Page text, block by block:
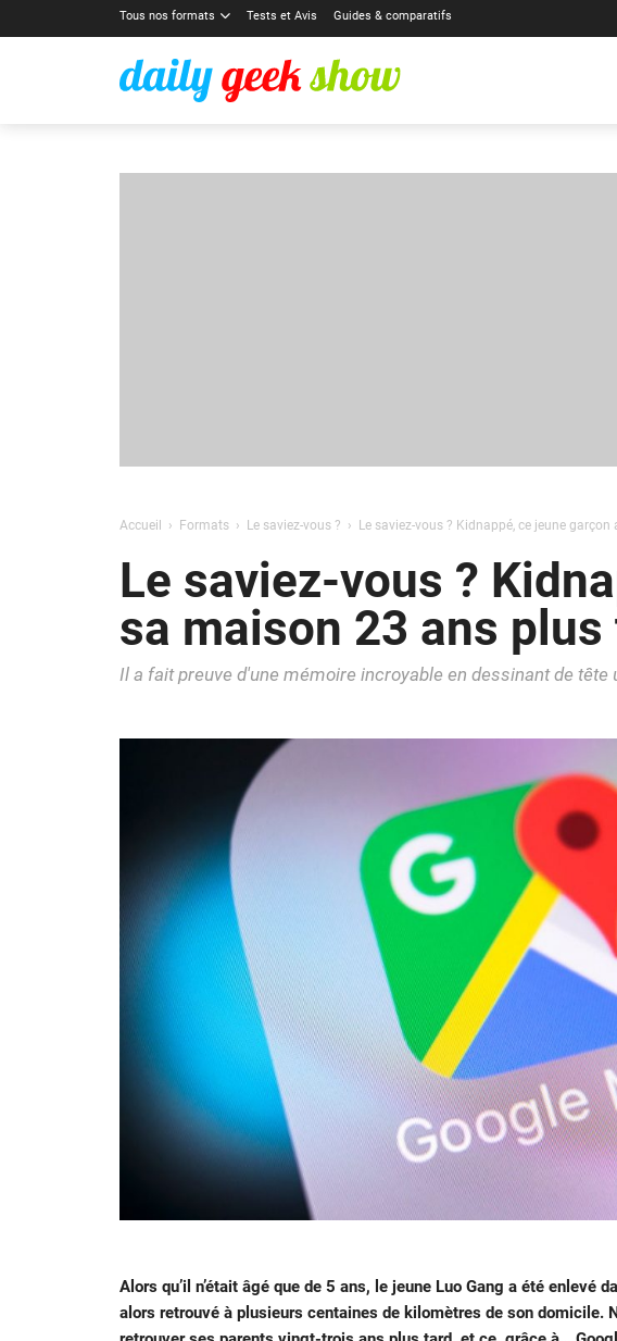
Tous nos formats Tests et Avis Guides & comparatifs
Accueil Formats Le saviez-vous ? Le saviez-vous ? Kidnappé, ce jeune
Le saviez-vous ?
sa maison 23 ans
Il a fait preuve d'une mémoire incroyable en dessinant de
Alors qu’il n’était âgé que de 5 ans, le jeune Luo Gang a été enlevé
alors retrouvé à plusieurs centaines de kilomètres de son domicile.